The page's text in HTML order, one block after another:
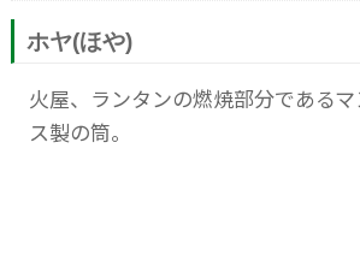
ホヤ(ほや)
火屋、ランタンの燃焼部分である
ス製の筒。